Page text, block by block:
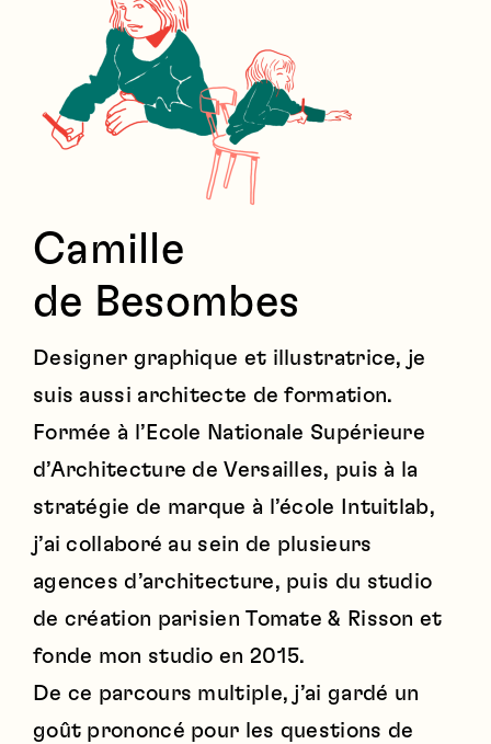
Camille
de Besombes
Designer graphique et illustratrice, je
suis aussi architecte de formation.
Formée à l’Ecole Nationale Supérieure
d’Architecture de Versailles, puis à la
stratégie de marque à l’école Intuitlab,
j’ai collaboré au sein de plusieurs
agences d’architecture, puis du studio
de création parisien Tomate & Risson et
fonde mon studio en 2015.
De ce parcours multiple, j’ai gardé un
goût prononcé pour les questions de